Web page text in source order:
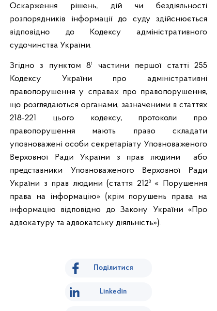
Оскарження рішень, дій чи бездіяльності
розпорядників інформації до суду здійснюється
відповідно до Кодексу адміністративного
судочинства України.
Згідно з пунктом 8¹ частини першої статті 255
Кодексу України про адміністративні
правопорушення у справах про правопорушення,
що розглядаються органами, зазначеними в статтях
218-221 цього кодексу, протоколи про
правопорушення мають право складати
уповноважені особи секретаріату Уповноваженого
Верховної Ради України з прав людини або
представники Уповноваженого Верховної Ради
України з прав людини (стаття 212³ « Порушення
права на інформацію» (крім порушень права на
інформацію відповідно до Закону України «Про
адвокатуру та адвокатську діяльність»).
Поділитися
Linkedin